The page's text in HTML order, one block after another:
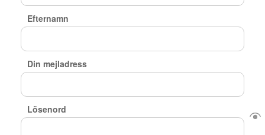
Efternamn
Din mejladress
Lösenord